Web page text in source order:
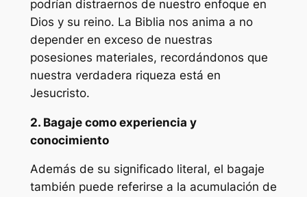
podrían distraernos de nuestro enfoque en
Dios y su reino. La Biblia nos anima a no
depender en exceso de nuestras
posesiones materiales, recordándonos que
nuestra verdadera riqueza está en
Jesucristo.
2. Bagaje como experiencia y
conocimiento
Además de su significado literal, el bagaje
también puede referirse a la acumulación de